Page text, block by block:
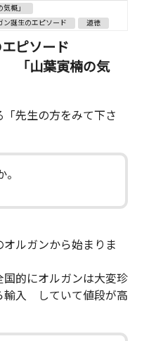
気概」
ン誕生のエピソード
道徳
ピソード
楠の気
先生の方をみて下さ
オルガンから始まりま
国的にオルガンは大変珍
輸入 していて値段が高